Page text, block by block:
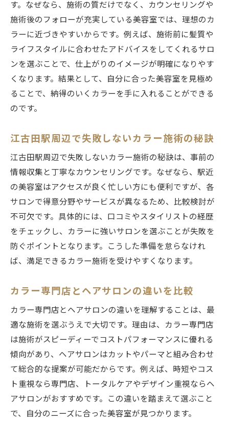
す。なぜなら、施術の質だけでなく、カウンセリングや
施術後のフォローが充実している美容室では、理想のカ
ラーに近づきやすいからです。例えば、施術前に髪質や
ライフスタイルに合わせたアドバイスをしてくれるサロ
ンを選ぶことで、仕上がりのイメージが明確になりやす
くなります。結果として、自分に合った美容室を見極め
ることで、納得のいくカラーを手に入れることができる
のです。
江古田駅周辺で失敗しないカラー施術の秘訣
江古田駅周辺で失敗しないカラー施術の秘訣は、事前の
情報収集と丁寧なカウンセリングです。なぜなら、駅近
の美容室はアクセスが良く忙しい方にも便利ですが、各
サロンで得意分野やサービスが異なるため、比較検討が
不可欠です。具体的には、口コミやスタイリストの経歴
をチェックし、カラーに強いサロンを選ぶことが失敗を
防ぐポイントとなります。こうした準備を怠らなけれ
ば、満足できるカラー施術を受けやすくなります。
カラー専門店とヘアサロンの違いを比較
カラー専門店とヘアサロンの違いを理解することは、最
適な施術を選ぶうえで大切です。理由は、カラー専門店
は施術がスピーディーでコストパフォーマンスに優れる
傾向があり、ヘアサロンはカットやパーマと組み合わせ
て総合的な提案が可能だからです。例えば、時短やコス
ト重視なら専門店、トータルケアやデザイン重視ならヘ
アサロンがおすすめです。この違いを踏まえて選ぶこと
で、自分のニーズに合った美容室が見つかります。